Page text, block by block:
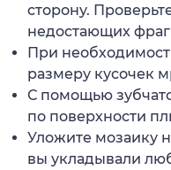
сторону.
недостающих
При
размеру кусочек
С помощью
по поверхности
Уложите мозаику
вы укладывали